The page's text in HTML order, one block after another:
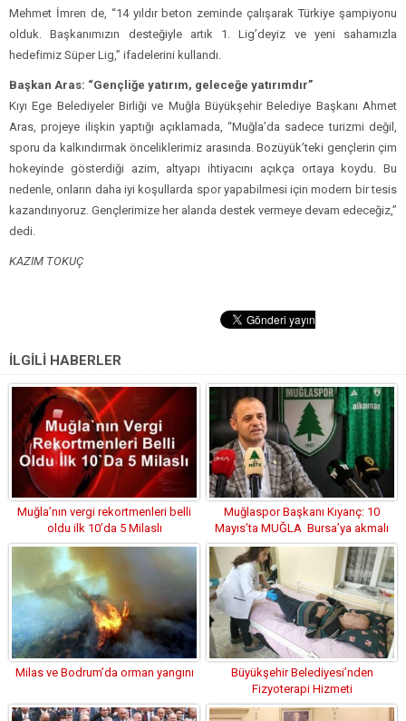
Mehmet İmren de, “14 yıldır beton zeminde çalışarak Türkiye şampiyonu
olduk. Başkanımızın desteğiyle artık 1. Lig’deyiz ve yeni sahamızla
hedefimiz Süper Lig,” ifadelerini kullandı.
Başkan Aras: “Gençliğe yatırım, geleceğe yatırımdır”
Kıyı Ege Belediyeler Birliği ve Muğla Büyükşehir Belediye Başkanı Ahmet
Aras, projeye ilişkin yaptığı açıklamada, “Muğla’da sadece turizmi değil,
sporu da kalkındırmak önceliklerimiz arasında. Bozüyük’teki gençlerin çim
hokeyinde gösterdiği azim, altyapı ihtiyacını açıkça ortaya koydu. Bu
nedenle, onların daha iyi koşullarda spor yapabilmesi için modern bir tesis
kazandırıyoruz. Gençlerimize her alanda destek vermeye devam edeceğiz,”
dedi.
KAZIM TOKUÇ
İLGİLİ HABERLER
Muğla’nın vergi rekortmenleri belli
oldu ilk 10’da 5 Milaslı
Muğlaspor Başkanı Kıyanç: 10
Mayıs’ta MUĞLA Bursa’ya akmalı
Milas ve Bodrum’da orman yangını
Büyükşehir Belediyesi’nden
Fizyoterapi Hizmeti